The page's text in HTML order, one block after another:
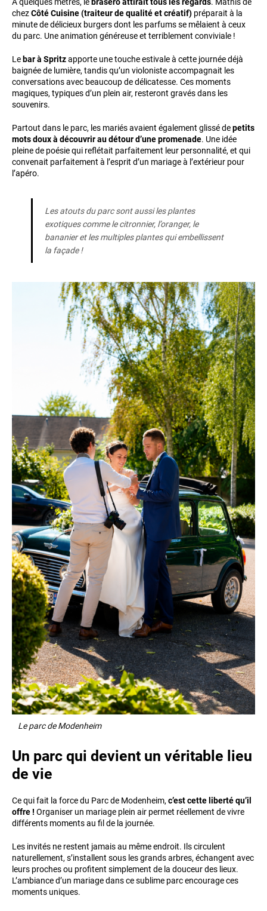
chezCôté Cuisine (traiteur de qualité et créatif) préparait à la
minute de délicieux burgers dont les parfums se mêlaient à ceux
du parc. Une animation généreuse et terriblement conviviale !
Le bar à Spritzapporte une touche estivale à cette journée déjà
baignée de lumière, tandis qu’un violoniste accompagnait les
conversations avec beaucoup de délicatesse. Ces moments
magiques, typiques d’un plein air, resteront gravés dans les
souvenirs.
Partout dans le parc, les mariés avaient également glissé depetits
mots doux à découvrir au détour d’une promenade. Une idée
pleine de poésie qui reflétait parfaitement leur personnalité, et qui
convenait parfaitement à l’esprit d’un mariage à l’extérieur pour
l’apéro.
Les atouts du parc sont aussi les plantes
exotiques comme le citronnier, l’oranger, le
bananier et les multiples plantes qui embellissent
la façade !
Le parc de Modenheim
Un parc qui devient un véritable lieu
de vie
Ce qui fait la force du Parc de Modenheim,c’est cette liberté qu’il
offre ! Organiser un mariage plein air permet réellement de vivre
différents moments au fil de la journée.
Les invités ne restent jamais au même endroit. Ils circulent
naturellement, s’installent sous les grands arbres, échangent avec
leurs proches ou profitent simplement de la douceur des lieux.
L’ambiance d’un mariage dans ce sublime parc encourage ces
moments uniques.